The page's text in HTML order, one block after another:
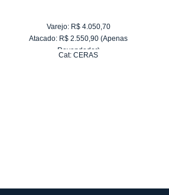
Varejo: R$ 4.050,70
Atacado: R$ 2.550,90 (Apenas
Revendedor)
Cat:CERAS